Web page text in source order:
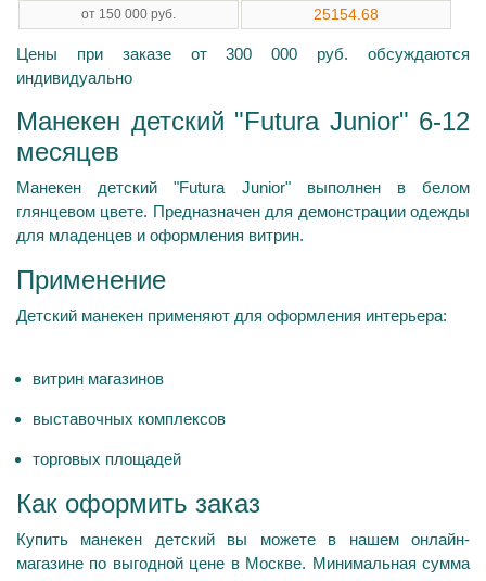
от 150 000 руб. 25154.68
Цены при заказе от 300 000 руб. обсуждаются
индивидуально
Манекен детский "Futura Junior" 6-12
месяцев
Манекен детский "Futura Junior" выполнен в белом
глянцевом цвете. Предназначен для демонстрации одежды
для младенцев и оформления витрин.
Применение
Детский манекен применяют для оформления интерьера:
витрин магазинов
выставочных комплексов
торговых площадей
Как оформить заказ
Купить манекен детский вы можете в нашем онлайн-
магазине по выгодной цене в Москве. Минимальная сумма